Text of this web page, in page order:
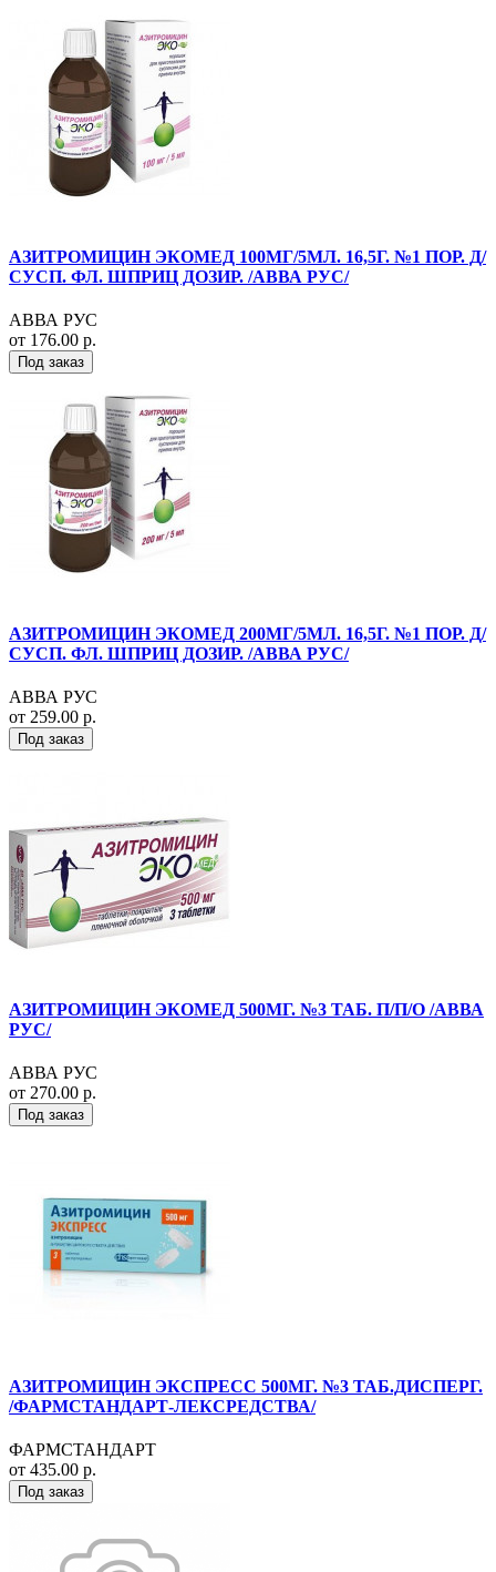
АЗИТРОМИЦИН ЭКОМЕД 100МГ/5МЛ. 16,5Г. №1 ПОР. Д/
СУСП. ФЛ. ШПРИЦ ДОЗИР. /АВВА РУС/
АВВА РУС
от 176.00 р.
Под заказ
АЗИТРОМИЦИН ЭКОМЕД 200МГ/5МЛ. 16,5Г. №1 ПОР. Д/
СУСП. ФЛ. ШПРИЦ ДОЗИР. /АВВА РУС/
АВВА РУС
от 259.00 р.
Под заказ
АЗИТРОМИЦИН ЭКОМЕД 500МГ. №3 ТАБ. П/П/О /АВВА
РУС/
АВВА РУС
от 270.00 р.
Под заказ
АЗИТРОМИЦИН ЭКСПРЕСС 500МГ. №3 ТАБ.ДИСПЕРГ.
/ФАРМСТАНДАРТ-ЛЕКСРЕДСТВА/
ФАРМСТАНДАРТ
от 435.00 р.
Под заказ